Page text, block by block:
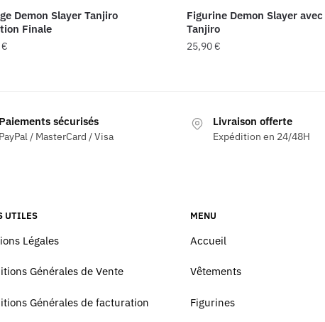
Demon Slayer Tanjiro
Finale
€
Figurine Demon Slayer
Tanjiro
25,90€
Paiements sécurisés
PayPal / MasterCard / Visa
Livraison offerte
Expédition en 24/48H
UTILES
Légales
Générales de Vente
Générales de facturation
MENU
Accueil
Vêtements
Figurines